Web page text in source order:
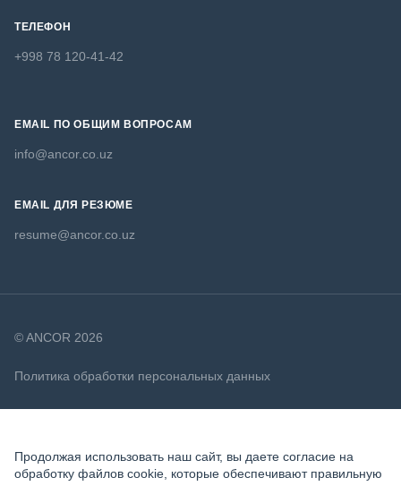
ТЕЛЕФОН
+998 78 120-41-42
EMAIL ПО ОБЩИМ ВОПРОСАМ
info@ancor.co.uz
EMAIL ДЛЯ РЕЗЮМЕ
resume@ancor.co.uz
© ANCOR 2026
Политика обработки персональных данных
Продолжая использовать наш сайт, вы даете согласие на
обработку файлов cookie, которые обеспечивают правильную